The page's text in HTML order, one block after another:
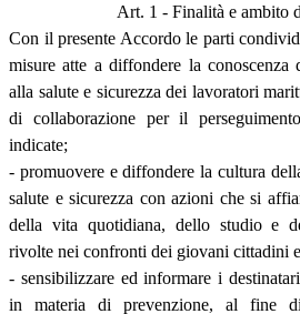
Art. 1 - Finalità e ambito
Con il presente Accordo le parti
misure atte a diffondere la conoscenza
alla salute e sicurezza dei lavoratori
di collaborazione per il
indicate;
- promuovere e diffondere la cultura
salute e sicurezza con azioni che si
della vita quotidiana, dello studio e
rivolte nei confronti dei giovani cittadini
- sensibilizzare ed informare i
in materia di prevenzione, al fine